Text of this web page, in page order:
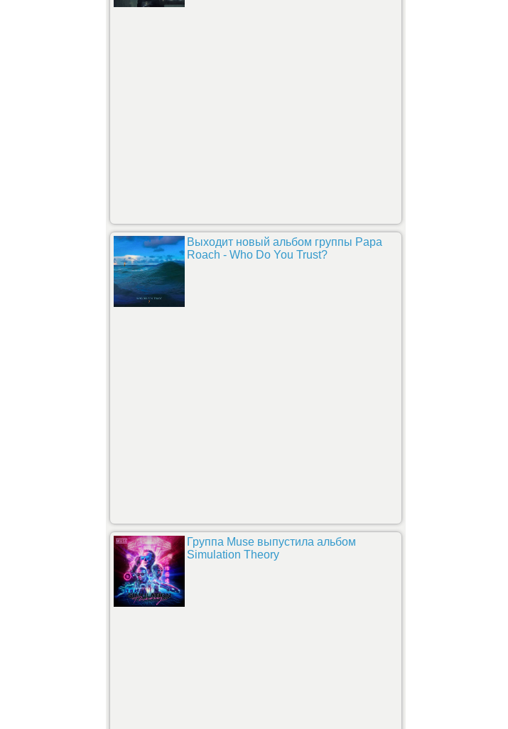
Выходит новый альбом группы Papa
Roach - Who Do You Trust?
Группа Muse выпустила альбом
Simulation Theory